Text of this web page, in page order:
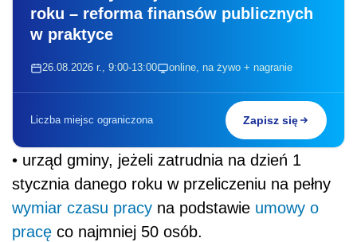
roku – reforma finansów publicznych
w praktyce
26.08.2026 r., 9:00-13:00 online, na żywo + nagranie
Liczba miejsc ograniczona Zapisz się
• urząd gminy, jeżeli zatrudnia na dzień 1
stycznia danego roku w przeliczeniu na pełny
wymiar czasu pracy na podstawie umowy o
pracę co najmniej 50 osób.